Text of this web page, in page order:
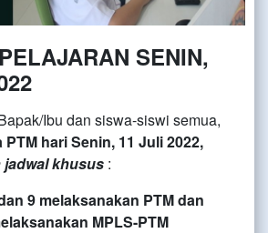
SENIN,
Ibu dan siswa-siswi semua,
hari Senin, 11 Juli 2022,
khusus :
9 melaksanakan PTM dan
MPLS-PTM